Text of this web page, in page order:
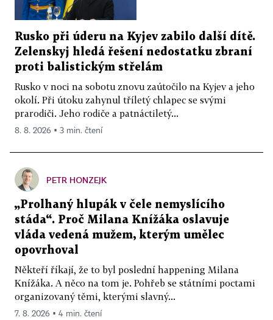
Rusko při úderu na Kyjev zabilo další dítě.
Zelenskyj hledá řešení nedostatku zbraní
proti balistickým střelám
Rusko v noci na sobotu znovu zaútočilo na Kyjev a jeho
okolí. Při útoku zahynul tříletý chlapec se svými
prarodiči. Jeho rodiče a patnáctiletý...
8. 8. 2026 ▪ 3 min. čtení
PETR HONZEJK
„Prolhaný hlupák v čele nemyslícího
stáda“. Proč Milana Knížáka oslavuje
vláda vedená mužem, kterým umělec
opovrhoval
Někteří říkají, že to byl poslední happening Milana
Knížáka. A něco na tom je. Pohřeb se státními poctami
organizovaný těmi, kterými slavný...
7. 8. 2026 ▪ 4 min. čtení